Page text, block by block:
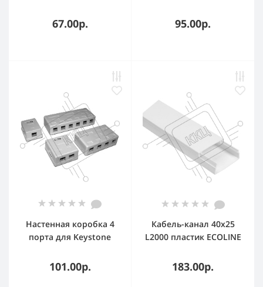
67.00р. 95.00р.
Настенная коробка 4
порта для Keystone
101.00р.
Кабель-канал 40х25
L2000 пластик ECOLINE
183.00р.